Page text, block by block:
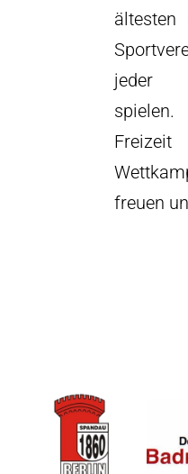
ältesten
jeder
freuen